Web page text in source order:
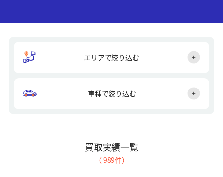
エリアで絞り込む
車種で絞り込む
買取実績一覧
（ 989件）